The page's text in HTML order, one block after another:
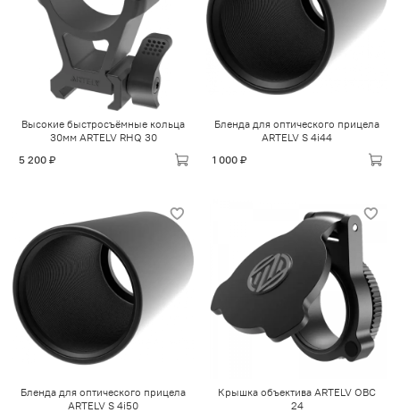
Высокие быстросъёмные кольца
30мм ARTELV RHQ 30
5 200 ₽
Бленда для оптического прицела
ARTELV S 4i44
1 000 ₽
Бленда для оптического прицела
ARTELV S 4i50
Крышка объектива ARTELV OBC
24